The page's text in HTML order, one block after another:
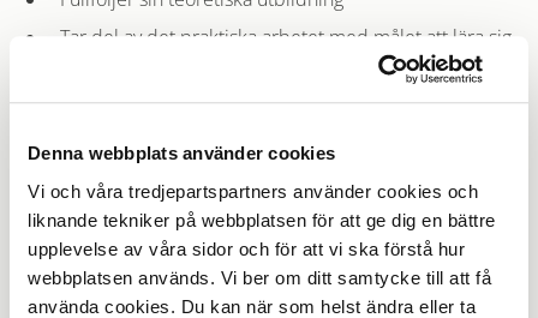
Denna webbplats använder cookies
Vi och våra tredjepartspartners använder cookies och
liknande tekniker på webbplatsen för att ge dig en bättre
upplevelse av våra sidor och för att vi ska förstå hur
webbplatsen används. Vi ber om ditt samtycke till att få
använda cookies. Du kan när som helst ändra eller ta
Tar del av det praktiska arbetet med målet att lära sig
att kunna utföra arbetet på ett säkert, yrkesskickligt
För att detta ska kunna uppnås är det viktigt att lärlingen får
en bra introduktion och får svar på bland annat dessa
frågor
Vad det innebär att vara lärling; tider, mål som ska nås
och så vidare